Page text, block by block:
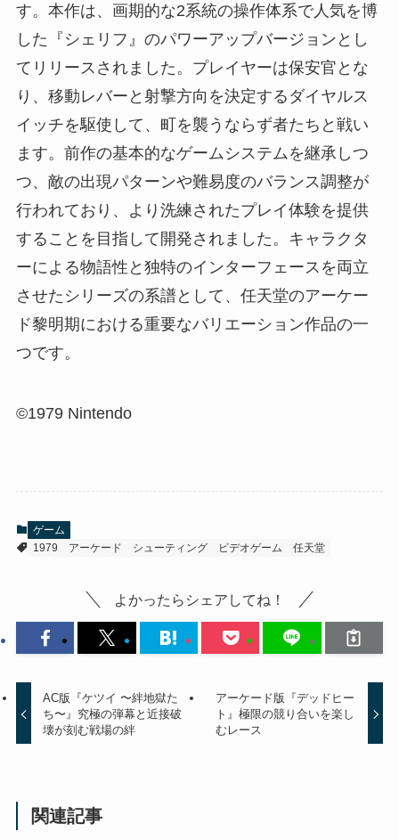
す。本作は、画期的な2系統の操作体系で人気を博
した『シェリフ』のパワーアップバージョンとし
てリリースされました。プレイヤーは保安官とな
り、移動レバーと射撃方向を決定するダイヤルス
イッチを駆使して、町を襲うならず者たちと戦い
ます。前作の基本的なゲームシステムを継承しつ
つ、敵の出現パターンや難易度のバランス調整が
行われており、より洗練されたプレイ体験を提供
することを目指して開発されました。キャラクタ
ーによる物語性と独特のインターフェースを両立
させたシリーズの系譜として、任天堂のアーケー
ド黎明期における重要なバリエーション作品の一
つです。
©1979 Nintendo
ゲーム
1979
アーケード シューティング ビデオゲーム 任天堂
よかったらシェアしてね！
AC版『ケツイ 〜絆地獄た
ち〜』究極の弾幕と近接破
壊が刻む戦場の絆
アーケード版『デッドヒー
ト』極限の競り合いを楽し
むレース
関連記事